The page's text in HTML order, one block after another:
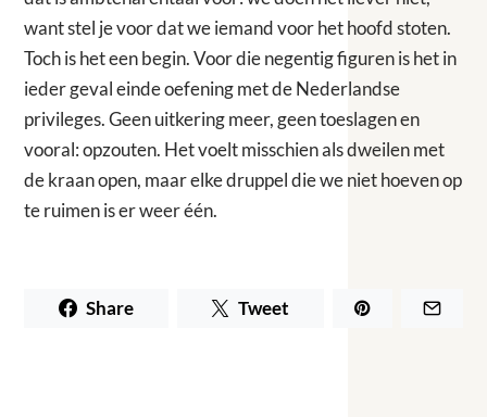
want stel je voor dat we iemand voor het hoofd stoten.
Toch is het een begin. Voor die negentig figuren is het in
ieder geval einde oefening met de Nederlandse
privileges. Geen uitkering meer, geen toeslagen en
vooral: opzouten. Het voelt misschien als dweilen met
de kraan open, maar elke druppel die we niet hoeven op
te ruimen is er weer één.
Share Tweet